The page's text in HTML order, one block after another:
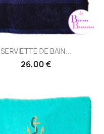
Aperçu rapide
SERVIETTE DE BAIN...
26,00 €